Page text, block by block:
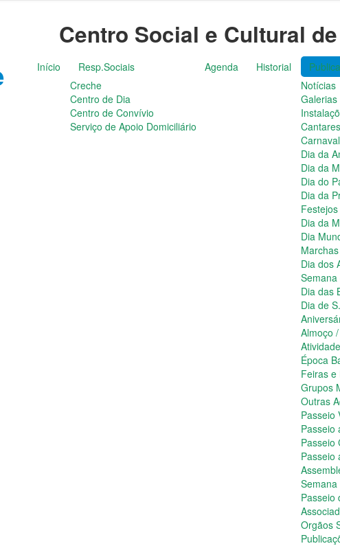
Centro Social e Cultural
Início
Resp.Sociais
Creche
Centro de Dia
Centro de Convívio
Serviço de Apoio Domiciliário
Agenda Historial
Notícias
Carnaval
Dia da
Dia da
Dia do
Dia da
Dia da
Dia
Dia dos
Dia das
Dia de
Almoço
Época
Feiras e
Grupos
Outras
Passeio
Passeio
Passeio
Passeio
Passeio
Orgãos